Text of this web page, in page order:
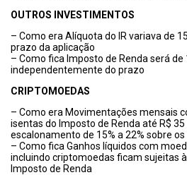
OUTROS INVESTIMENTOS
– Como era Alíquota do IR variava de
prazo da aplicação
– Como fica Imposto de Renda será de
independentemente do prazo
CRIPTOMOEDAS
– Como era Movimentações mensais
isentas do Imposto de Renda até R$
escalonamento de 15% a 22% sobre
– Como fica Ganhos líquidos com
incluindo criptomoedas ficam sujeitas
Imposto de Renda